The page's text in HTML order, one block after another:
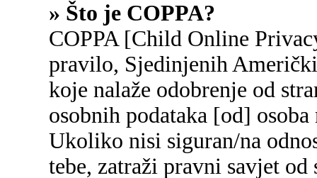
» Što je COPPA?
COPPA [Child Online
pravilo, Sjedinjenih
koje nalaže odobrenje od
osobnih podataka [od]
Ukoliko nisi siguran/na
tebe, zatraži pravni savjet od